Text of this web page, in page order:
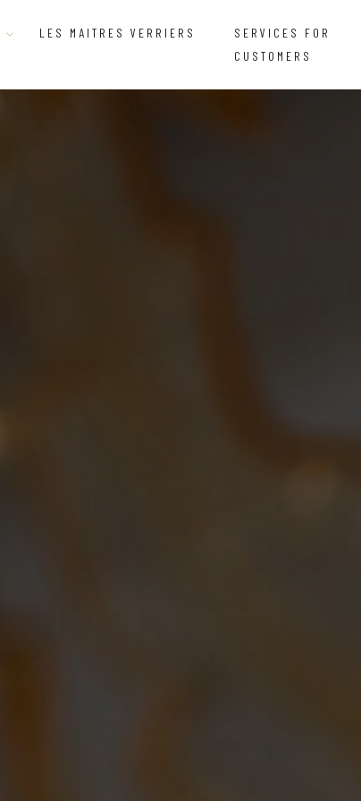
LES MAITRES VERRIERS
SERVICES FOR
CUSTOMERS